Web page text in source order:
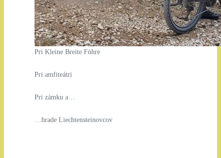
Pri Kleine Breite Föhre
Pri amfiteátri
Pri zámku a…
…hrade Liechtensteinovcov